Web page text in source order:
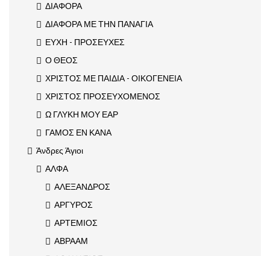
ΔΙΑΦΟΡΑ
ΔΙΑΦΟΡΑ ΜΕ ΤΗΝ ΠΑΝΑΓΙΑ
ΕΥΧΗ - ΠΡΟΣΕΥΧΕΣ
Ο ΘΕΟΣ
ΧΡΙΣΤΟΣ ΜΕ ΠΑΙΔΙΑ - ΟΙΚΟΓΕΝΕΙΑ
ΧΡΙΣΤΟΣ ΠΡΟΣΕΥΧΟΜΕΝΟΣ
Ω ΓΛΥΚΗ ΜΟΥ ΕΑΡ
ΓΑΜΟΣ ΕΝ ΚΑΝΑ
Άνδρες Άγιοι
ΑΛΦΑ
ΑΛΕΞΑΝΔΡΟΣ
ΑΡΓΥΡΟΣ
ΑΡΤΕΜΙΟΣ
ΑΒΡΑΑΜ